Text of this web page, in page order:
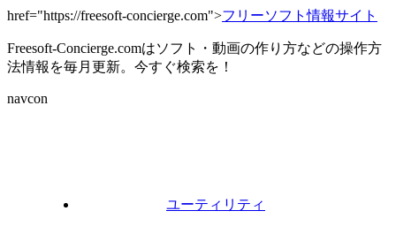
href="https://freesoft-concierge.com">フリーソフト情報サイト
Freesoft-Concierge.comはソフト・動画の作り方などの操作方
法情報を毎月更新。今すぐ検索を！
navcon
ユーティリティ